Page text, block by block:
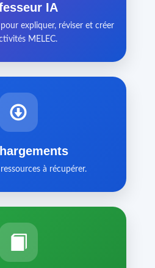
IA
expliquer, réviser et créer
MELEC.
à récupérer.